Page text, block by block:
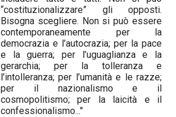
“costituzionalizzare” gli opposti.
Bisogna scegliere. Non si può essere
contemporaneamente per la
democrazia e l’autocrazia; per la pace
e la guerra; per l’uguaglianza e la
gerarchia; per la tolleranza e
l’intolleranza; per l’umanità e le razze;
per il nazionalismo e il
cosmopolitismo; per la laicità e il
confessionalismo..."